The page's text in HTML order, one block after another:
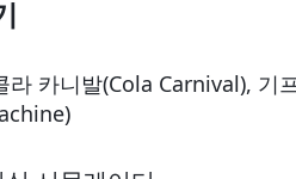
라 카니발(Cola Carnival),